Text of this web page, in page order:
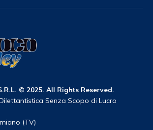
© 2025. All Rights Reserved.
Senza Scopo di Lucro
(TV)